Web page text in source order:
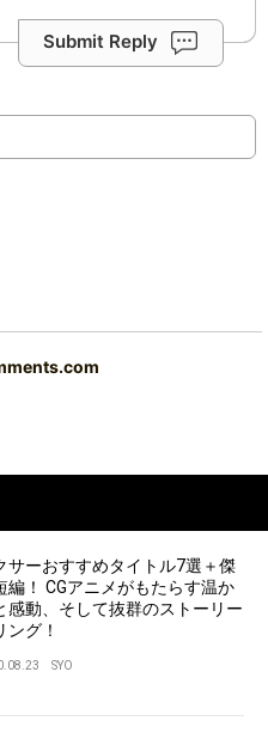
Submit Reply
サーおすすめタイトル7選＋傑
編！ CGアニメがもたらす温か
感動、そして抜群のストーリー
ング！
SYO